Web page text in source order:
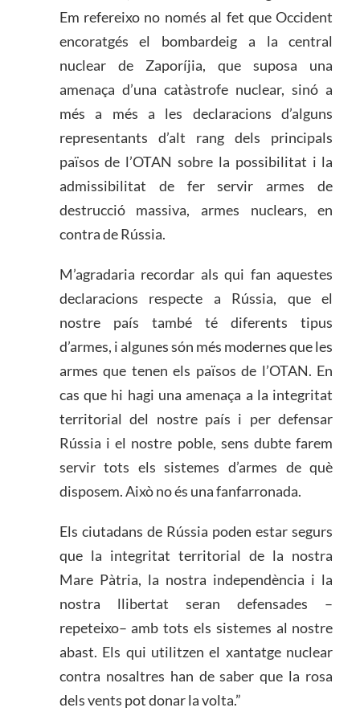
Em refereixo no només al fet que Occident
encoratgés el bombardeig a la central
nuclear de Zaporíjia, que suposa una
amenaça d’una catàstrofe nuclear, sinó a
més a més a les declaracions d’alguns
representants d’alt rang dels principals
països de l’OTAN sobre la possibilitat i la
admissibilitat de fer servir armes de
destrucció massiva, armes nuclears, en
contra de Rússia.
M’agradaria recordar als qui fan aquestes
declaracions respecte a Rússia, que el
nostre país també té diferents tipus
d’armes, i algunes són més modernes que les
armes que tenen els països de l’OTAN. En
cas que hi hagi una amenaça a la integritat
territorial del nostre país i per defensar
Rússia i el nostre poble, sens dubte farem
servir tots els sistemes d’armes de què
disposem. Això no és una fanfarronada.
Els ciutadans de Rússia poden estar segurs
que la integritat territorial de la nostra
Mare Pàtria, la nostra independència i la
nostra llibertat seran defensades –
repeteixo– amb tots els sistemes al nostre
abast. Els qui utilitzen el xantatge nuclear
contra nosaltres han de saber que la rosa
dels vents pot donar la volta.”